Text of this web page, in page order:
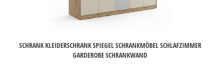
SCHRANK KLEIDERSCHRANK SPIEGEL SCHRANKMÖBEL SCHLAFZIMMER
GARDEROBE SCHRANKWAND